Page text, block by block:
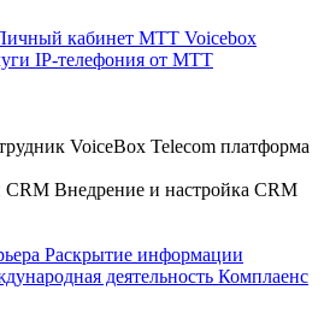
кабинет МТТ Voicebox
IP-телефония от МТТ
VoiceBox Telecom платформа
CRM Внедрение и настройка CRM
Раскрытие информации
деятельность Комплаенс